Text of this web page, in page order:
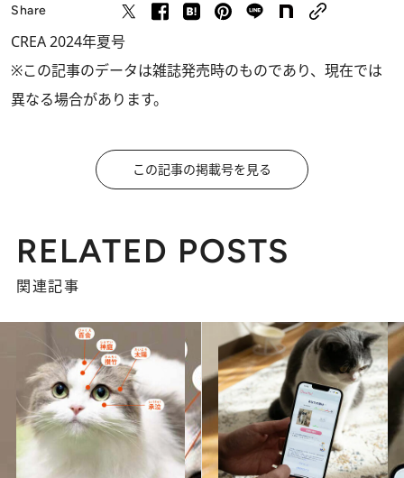
Share
CREA 2024年夏号
※この記事のデータは雑誌発売時のものであり、現在では
異なる場合があります。
この記事の掲載号を見る
RELATED POSTS
関連記事